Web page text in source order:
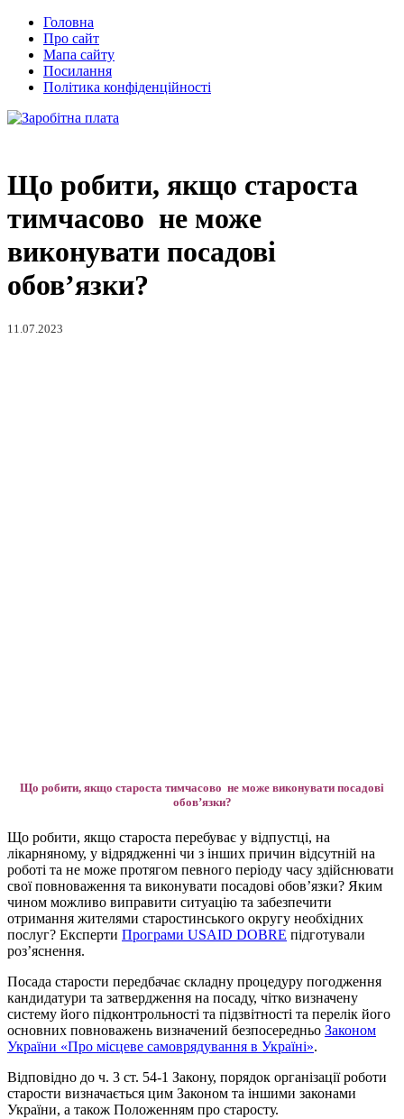
Головна
Про сайт
Мапа сайту
Посилання
Політика конфіденційності
Що робити, якщо староста
тимчасово не може
виконувати посадові
обов’язки?
11.07.2023
Що робити, якщо староста тимчасово не може виконувати посадові
обов’язки?
Що робити, якщо староста перебуває у відпустці, на
лікарняному, у відрядженні чи з інших причин відсутній на
роботі та не може протягом певного періоду часу здійснювати
свої повноваження та виконувати посадові обов’язки? Яким
чином можливо виправити ситуацію та забезпечити
отримання жителями старостинського округу необхідних
послуг? Експерти Програми USAID DOBRE підготували
роз’яснення.
Посада старости передбачає складну процедуру погодження
кандидатури та затвердження на посаду, чітко визначену
систему його підконтрольності та підзвітності та перелік його
основних повноважень визначений безпосередньо Законом
України «Про місцеве самоврядування в Україні».
Відповідно до ч. 3 ст. 54-1 Закону, порядок організації роботи
старости визначається цим Законом та іншими законами
України, а також Положенням про старосту.